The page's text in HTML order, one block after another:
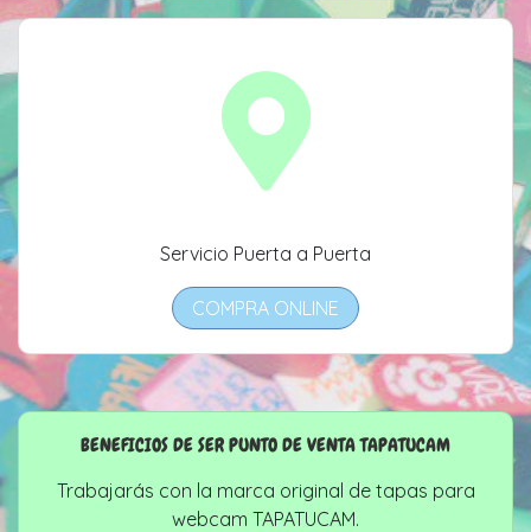
Servicio Puerta a Puerta
COMPRA ONLINE
BENEFICIOS DE SER PUNTO DE VENTA TAPATUCAM
Trabajarás con la marca original de tapas para
webcam TAPATUCAM.